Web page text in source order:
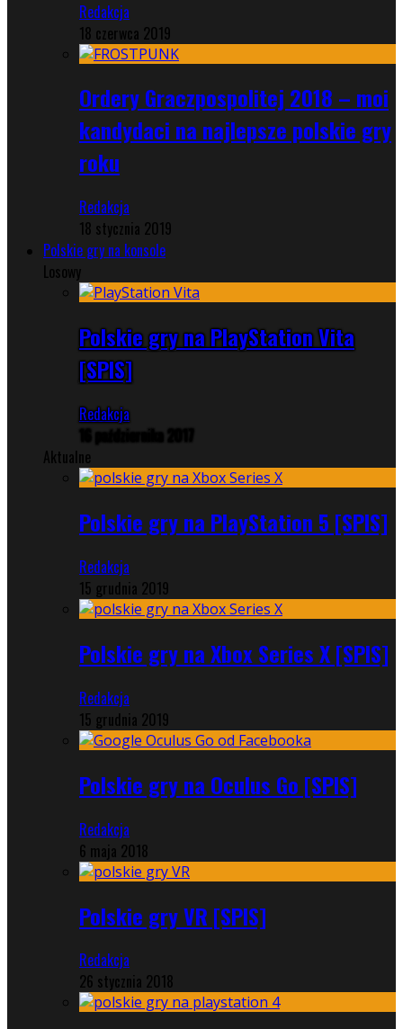
Redakcja
18 czerwca 2019
Ordery Graczpospolitej 2018 – moi
kandydaci na najlepsze polskie gry
roku
Redakcja
18 stycznia 2019
Polskie gry na konsole
Losowy
Polskie gry na PlayStation Vita
[SPIS]
Redakcja
16 października 2017
Aktualne
Polskie gry na PlayStation 5 [SPIS]
Redakcja
15 grudnia 2019
Polskie gry na Xbox Series X [SPIS]
Redakcja
15 grudnia 2019
Polskie gry na Oculus Go [SPIS]
Redakcja
6 maja 2018
Polskie gry VR [SPIS]
Redakcja
26 stycznia 2018